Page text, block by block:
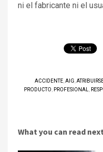
ni el fabricante ni el
ACCIDENTE,AIG,
PRODUCTO, PROFESIONAL,
What you can read next